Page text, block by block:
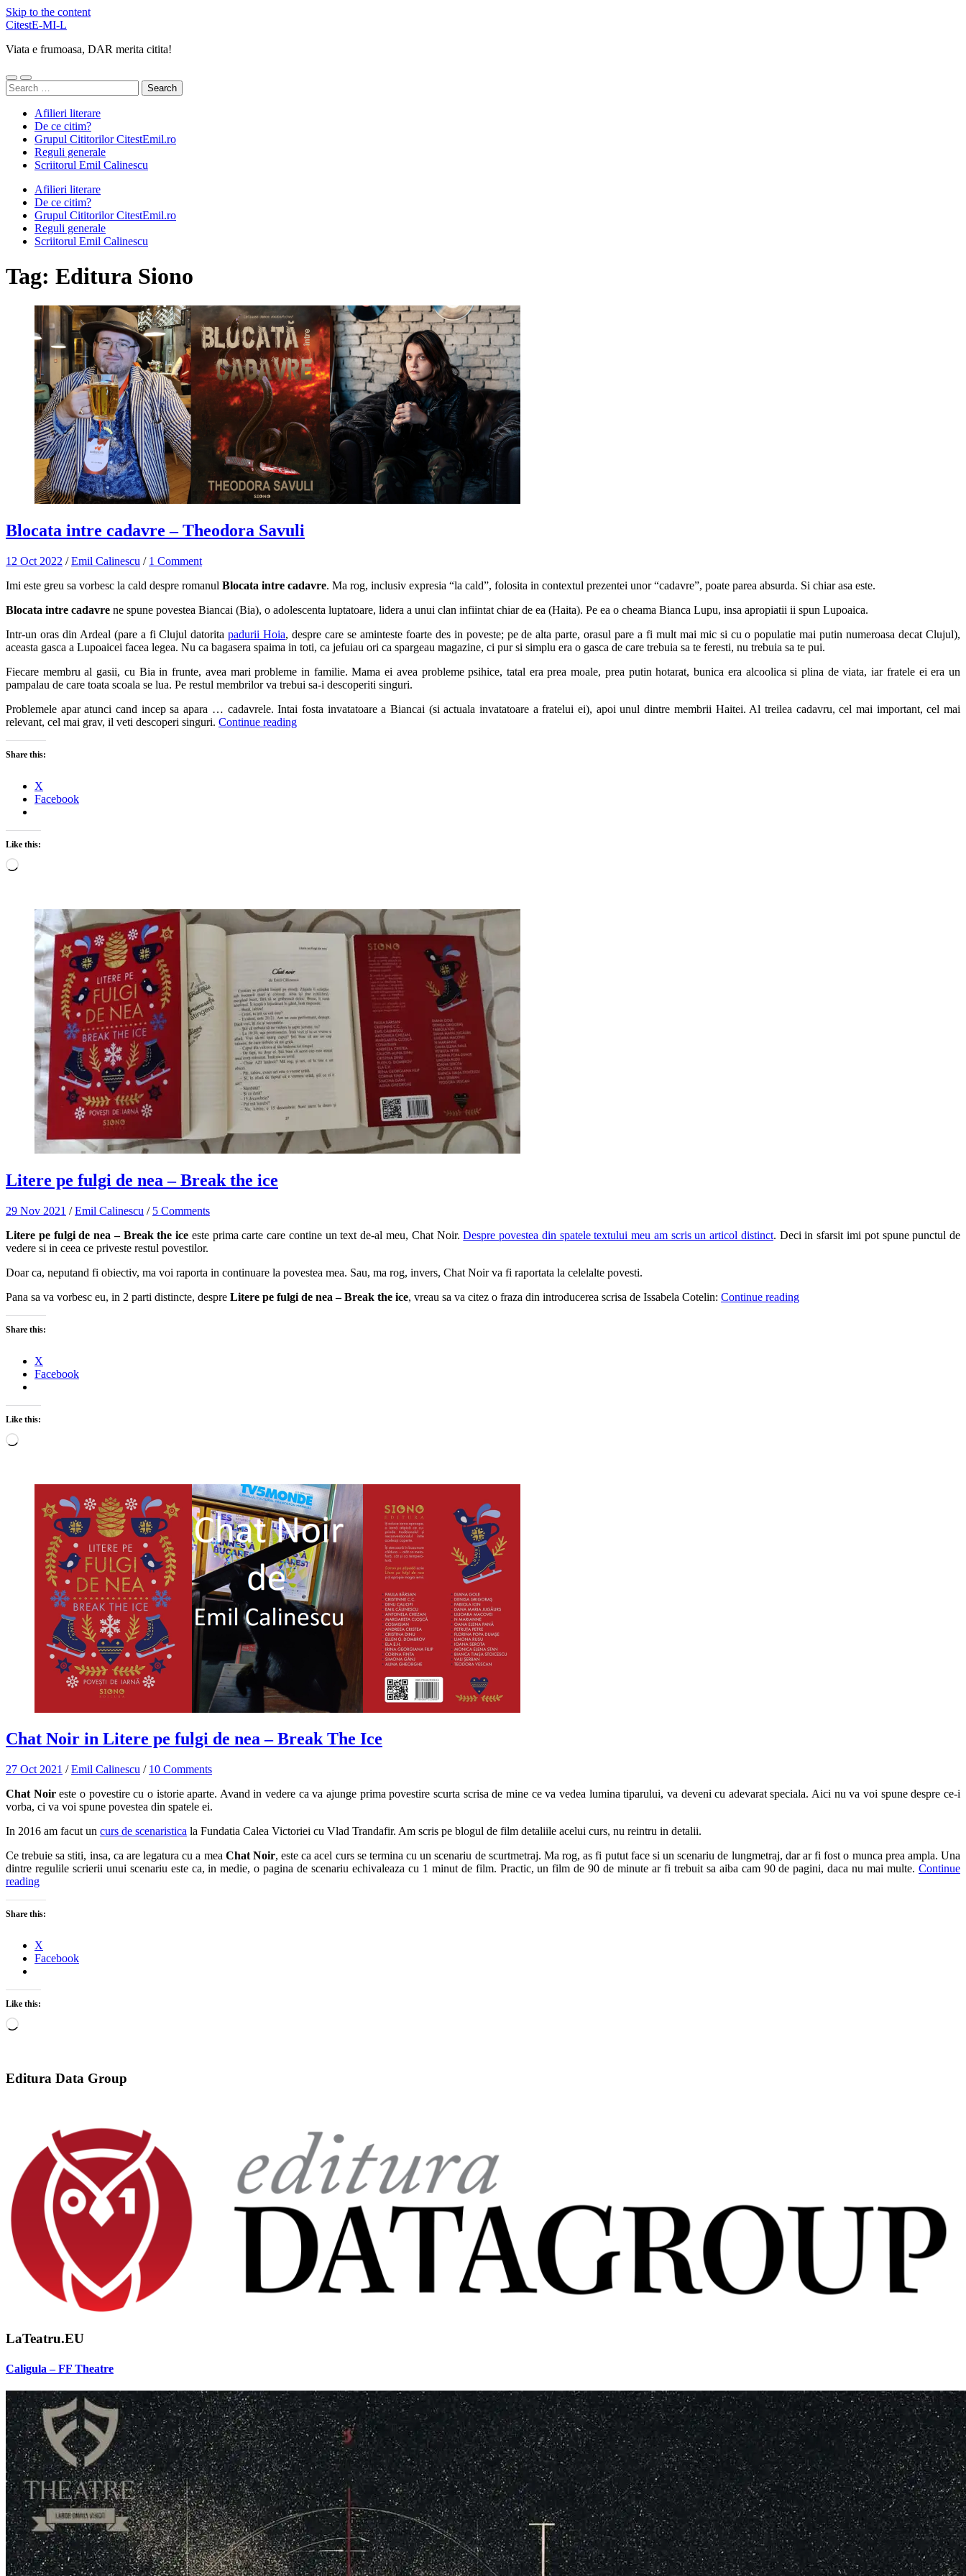
Skip to the content
CitestE-MI-L
Viata e frumoasa, DAR merita citita!
Toggle
mobile
Toggle
search
Search
for:
Afilieri literare
De ce citim?
Grupul Cititorilor CitestEmil.ro
Reguli generale
Scriitorul Emil Calinescu
Afilieri literare
De ce citim?
Grupul Cititorilor CitestEmil.ro
Reguli generale
Scriitorul Emil Calinescu
Tag: Editura Siono
Blocata intre cadavre – Theodora Savuli
12 Oct 2022 /Emil Calinescu / 1 Comment
Imi este greu sa vorbesc la cald despre romanul Blocata intre cadavre. Ma rog, inclusiv expresia “la cald”, folosita in contextul prezentei unor “cadavre”, poate parea absurda. Si chiar asa este.
Blocata intre cadavre ne spune povestea Biancai (Bia), o adolescenta luptatoare, lidera a unui clan infiintat chiar de ea (Haita). Pe ea o cheama Bianca Lupu, insa apropiatii ii spun Lupoaica.
Intr-un oras din Ardeal (pare a fi Clujul datoritapadurii Hoia, despre care se aminteste foarte des in poveste; pe de alta parte, orasul pare a fi mult mai mic si cu o populatie mai putin numeroasa decat Clujul),
aceasta gasca a Lupoaicei facea legea. Nu ca bagasera spaima in toti, ca jefuiau ori ca spargeau magazine, ci pur si simplu era o gasca de care trebuia sa te feresti, nu trebuia sa te pui.
Fiecare membru al gasii, cu Bia in frunte, avea mari probleme in familie. Mama ei avea probleme psihice, tatal era prea moale, prea putin hotarat, bunica era alcoolica si plina de viata, iar fratele ei era un
pampalau de care toata scoala se lua. Pe restul membrilor va trebui sa-i descoperiti singuri.
Problemele apar atunci cand incep sa apara … cadavrele. Intai fosta invatatoare a Biancai (si actuala invatatoare a fratelui ei), apoi unul dintre membrii Haitei. Al treilea cadavru, cel mai important, cel mai
relevant, cel mai grav, il veti descoperi singuri. Continue reading
Share this:
X
Facebook
Like this:
Loading…
Litere pe fulgi de nea – Break the ice
29 Nov 2021 /Emil Calinescu / 5 Comments
Litere pe fulgi de nea – Break the ice este prima carte care contine un text de-al meu, Chat Noir.Despre povestea din spatele textului meu am scris un articol distinct. Deci in sfarsit imi pot spune punctul de
vedere si in ceea ce priveste restul povestilor.
Doar ca, neputand fi obiectiv, ma voi raporta in continuare la povestea mea. Sau, ma rog, invers, Chat Noir va fi raportata la celelalte povesti.
Pana sa va vorbesc eu, in 2 parti distincte, despre Litere pe fulgi de nea – Break the ice, vreau sa va citez o fraza din introducerea scrisa de Issabela Cotelin: Continue reading
Share this:
X
Facebook
Like this:
Loading…
Chat Noir in Litere pe fulgi de nea – Break The Ice
27 Oct 2021 /Emil Calinescu / 10 Comments
Chat Noireste o povestire cu o istorie aparte. Avand in vedere ca va ajunge prima povestire scurta scrisa de mine ce va vedea lumina tiparului, va deveni cu adevarat speciala. Aici nu va voi spune despre ce-i
vorba, ci va voi spune povestea din spatele ei.
In 2016 am facut un curs de scenaristica la Fundatia Calea Victoriei cu Vlad Trandafir. Am scris pe blogul de film detaliile acelui curs, nu reintru in detalii.
Ce trebuie sa stiti, insa, ca are legatura cu a mea Chat Noir, este ca acel curs se termina cu un scenariu de scurtmetraj. Ma rog, as fi putut face si un scenariu de lungmetraj, dar ar fi fost o munca prea ampla. Una
dintre regulile scrierii unui scenariu este ca, in medie, o pagina de scenariu echivaleaza cu 1 minut de film. Practic, un film de 90 de minute ar fi trebuit sa aiba cam 90 de pagini, daca nu mai multe. Continue
reading
Share this:
X
Facebook
Like this:
Loading…
Editura Data Group
LaTeatru.EU
Caligula – FF Theatre